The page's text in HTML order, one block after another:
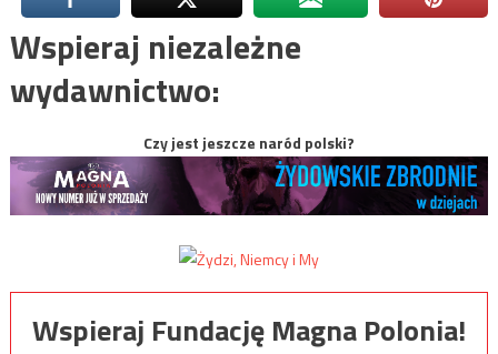
Wspieraj niezależne
wydawnictwo:
Czy jest jeszcze naród polski?
Wspieraj Fundację Magna Polonia!